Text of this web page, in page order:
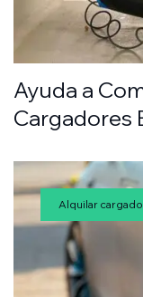
Ayuda a
Cargadores
Alquilar